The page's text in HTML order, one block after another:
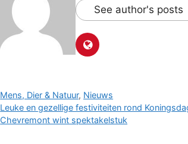
See author's posts
Categorieën
Mens, Dier & Natuur, Nieuws
Leuke en gezellige festiviteiten rond
Chevremont wint spektakelstuk